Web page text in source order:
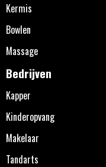
Kermis
Bowlen
Massage
Bedrijven
Kapper
Kinderopvang
Makelaar
Tandarts